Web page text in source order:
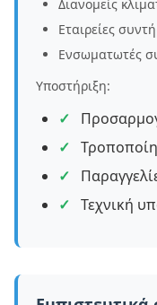
Διανομείς
Εταιρείες
Ενσωματωτές
Υποστήριξη:
Τεχνική